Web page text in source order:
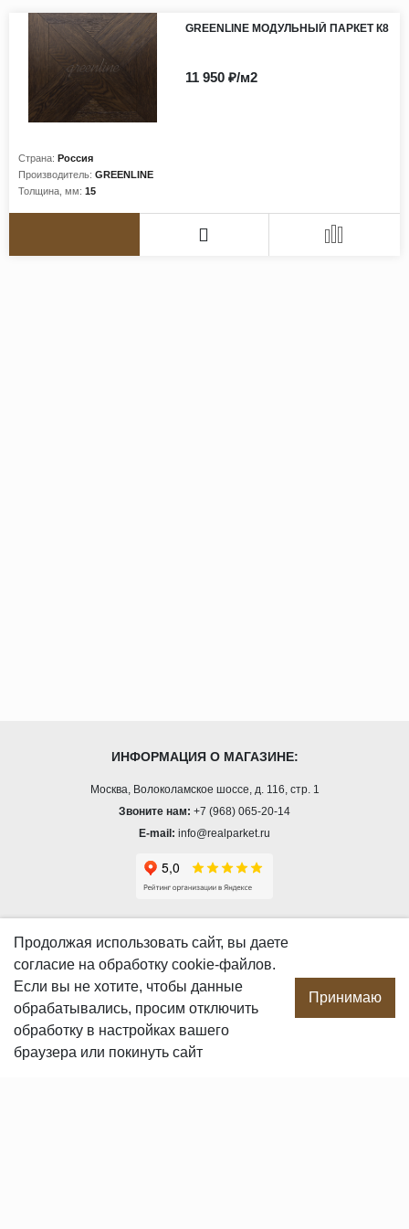
GREENLINE МОДУЛЬНЫЙ ПАРКЕТ К8
Страна: Россия
Производитель: GREENLINE
Толщина, мм: 15
11 950 ₽/м2
ИНФОРМАЦИЯ О МАГАЗИНЕ:
Москва, Волоколамское шоссе, д. 116, стр. 1
Звоните нам: +7 (968) 065-20-14
E-mail: info@realparket.ru
О компании
Производство
Сотрудничество
Сертификаты продукции
Вакансии
Продолжая использовать сайт, вы даете
согласие на обработку cookie-файлов.
Если вы не хотите, чтобы данные
обрабатывались, просим отключить
обработку в настройках вашего
браузера или покинуть сайт
Принимаю